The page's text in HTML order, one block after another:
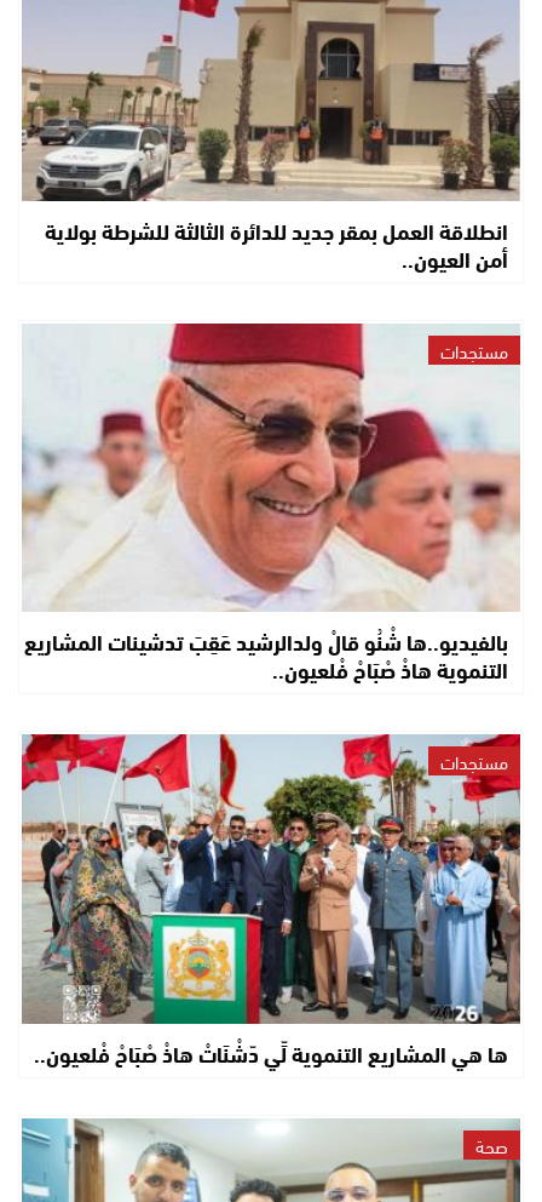
انطلاقة العمل بمقر جديد للدائرة الثالثة للشرطة بولاية
أمن العيون..
مستجدات
بالفيديو..ها شْنُو قالْ ولدالرشيد عَقِبَ تدشينات المشاريع
التنموية هاذْ صْبَاحْ فْلعيون..
مستجدات
ها هي المشاريع التنموية لِّي دّشْنَاتْ هاذْ صْبَاحْ فْلعيون..
صحة